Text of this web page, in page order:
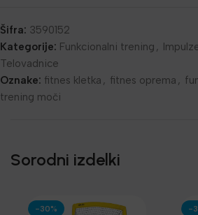
Šifra: 3590152
Kategorije: Funkcionalni trening ,
Telovadnice
Oznake: fitnes kletka , fitnes oprema ,
trening moči
Sorodni izdelki
-30% -